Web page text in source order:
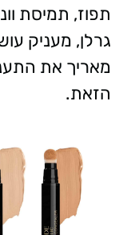
תפוז, תמיסת
גרלן, מעניק
מאריך את
הזאת.